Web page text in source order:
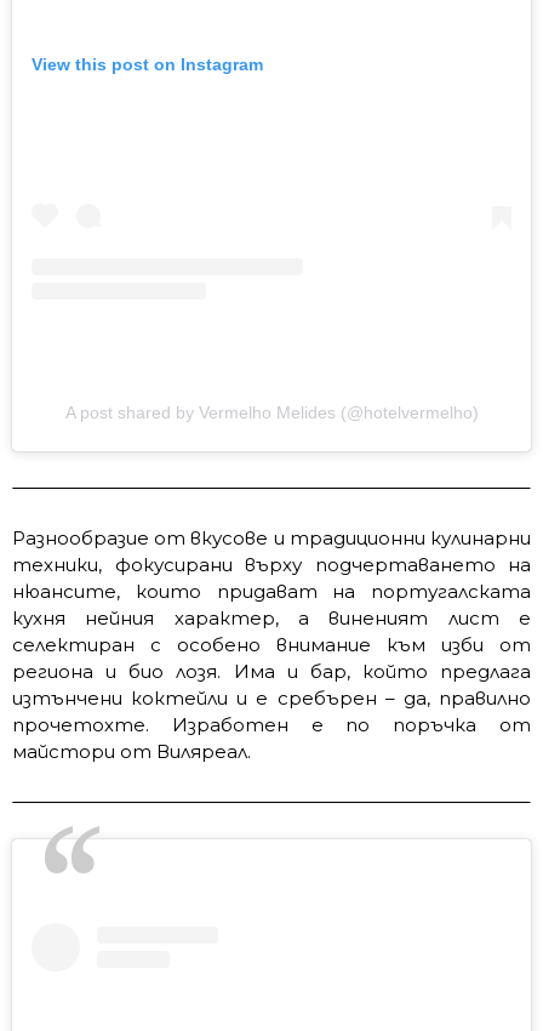
View this post on Instagram
A post shared by Vermelho Melides (@hotelvermelho)
Разнообразие от вкусове и традиционни кулинарни
техники, фокусирани върху подчертаването на
нюансите, които придават на португалската
кухня нейния характер, а виненият лист е
селектиран с особено внимание към изби от
региона и био лозя. Има и бар, който предлага
изтънчени коктейли и е сребърен – да, правилно
прочетохте. Изработен е по поръчка от
майстори от Виляреал.